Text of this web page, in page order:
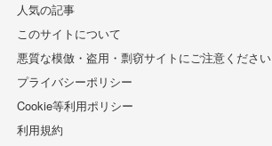
人気の記事
このサイトについて
悪質な模倣・盗用・剽窃サイトにご注意ください
プライバシーポリシー
Cookie等利用ポリシー
利用規約